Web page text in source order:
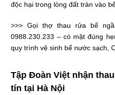
độc hại trong lòng đất tràn vào
>>> Gọi thợ thau rửa bể
0988.230.233 – có mặt đúng
quy trình vệ sinh bể nước sạch ,
Tập Đoàn Việt nhận
tín tại Hà Nội